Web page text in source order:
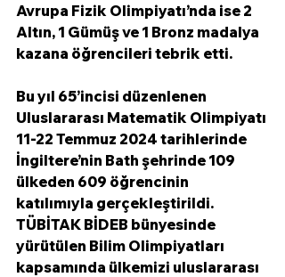
Avrupa Fizik Olimpiyatı’nda ise 2
Altın, 1 Gümüş ve 1 Bronz madalya
kazana öğrencileri tebrik etti.
Bu yıl 65’incisi düzenlenen
Uluslararası Matematik Olimpiyatı
11-22 Temmuz 2024 tarihlerinde
İngiltere’nin Bath şehrinde 109
ülkeden 609 öğrencinin
katılımıyla gerçekleştirildi.
TÜBİTAK BİDEB bünyesinde
yürütülen Bilim Olimpiyatları
kapsamında ülkemizi uluslararası